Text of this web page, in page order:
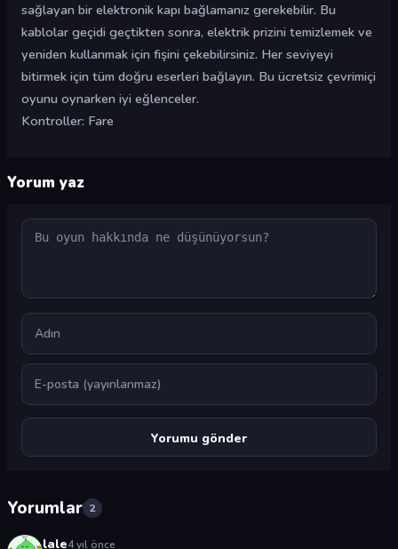
sağlayan bir elektronik kapı bağlamanız gerekebilir. Bu
kablolar geçidi geçtikten sonra, elektrik prizini temizlemek ve
yeniden kullanmak için fişini çekebilirsiniz. Her seviyeyi
bitirmek için tüm doğru eserleri bağlayın. Bu ücretsiz çevrimiçi
oyunu oynarken iyi eğlenceler.
Kontroller: Fare
Yorum yaz
Yorum
Ad
E-posta
Yorumlar 2
lale4 yıl önce